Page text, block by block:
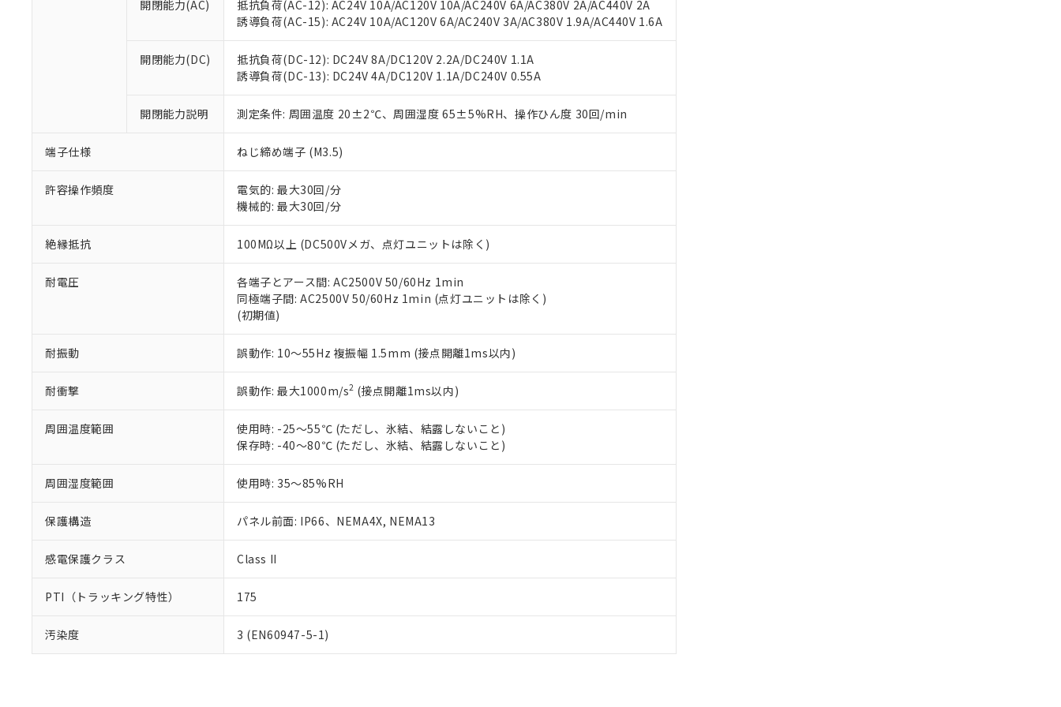
開閉能力(AC)
抵抗負荷(AC-12): AC24V 10A/AC120V 10A/AC240V 6A/AC380V 2A/AC440V 2A
誘導負荷(AC-15): AC24V 10A/AC120V 6A/AC240V 3A/AC380V 1.9A/AC440V 1.6A
開閉能力(DC)
抵抗負荷(DC-12): DC24V 8A/DC120V 2.2A/DC240V 1.1A
誘導負荷(DC-13): DC24V 4A/DC120V 1.1A/DC240V 0.55A
開閉能力説明 測定条件: 周囲温度 20±2℃、周囲湿度 65±5%RH、操作ひん度 30回/min
端子仕様 ねじ締め端子 (M3.5)
許容操作頻度
電気的: 最大30回/分
機械的: 最大30回/分
絶縁抵抗 100MΩ以上 (DC500Vメガ、点灯ユニットは除く)
耐電圧
各端子とアース間: AC2500V 50/60Hz 1min
同極端子間: AC2500V 50/60Hz 1min (点灯ユニットは除く)
(初期値)
耐振動 誤動作: 10～55Hz 複振幅 1.5mm (接点開離1ms以内)
耐衝撃 誤動作: 最大1000m/s2 (接点開離1ms以内)
周囲温度範囲
使用時: -25～55℃ (ただし、氷結、結露しないこと)
保存時: -40～80℃ (ただし、氷結、結露しないこと)
周囲湿度範囲 使用時: 35～85%RH
保護構造 パネル前面: IP66、NEMA4X, NEMA13
感電保護クラス Class II
PTI（トラッキング特性） 175
汚染度 3 (EN60947-5-1)
お客様が当ウェブサイト上で当社にご登録された部品リストについて、当社および当社の共同利用者
が、当社の製品・サービスに関するお客様との取引・商談に必要な範囲で利用することをご了承くだ
さい。
※当社の共同利用者とは、"個人情報の共同利用に関して"
いる法人を指します。
※3 非含有証明書ダウンロード
下記の非含有証明書をダウンロードすることができます。
EU RoHS指令（10物質）の非含有証明書
51物質の非含有証明書（当社基準）
※本証明書は発行日時点で非含有を証明するもので、過去に遡って非含有を証明するものではありません。
また、RoHS指令のフタル酸エステル類４物質の対応では、対応完了までの期間は出荷製品に未対応品が
既に当社にて対応品への在庫切替を完了していることから、特段のことがない限り、2022年1月12日よ
り割愛しております。
「－」：未確認です。当社販売部門へお問い合わせください。
合意する キャンセル
白